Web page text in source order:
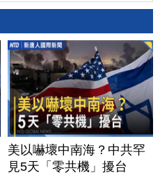
美以嚇壞中南海？中共罕
見5天「零共機」擾台